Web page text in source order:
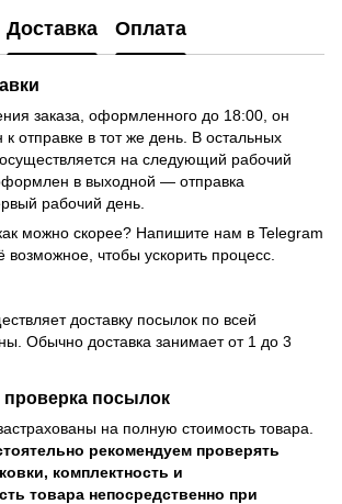
Доставка Оплата
заказа, оформленного до 18:00, он
к отправке в тот же день. В остальных
на следующий рабочий
в выходной — отправка
рабочий день.
можно скорее? Напишите нам в Telegram
чтобы ускорить процесс.
доставку посылок по всей
Обычно доставка занимает от 1 до 3
посылок
на полную стоимость товара.
рекомендуем проверять
комплектность и
товара непосредственно при